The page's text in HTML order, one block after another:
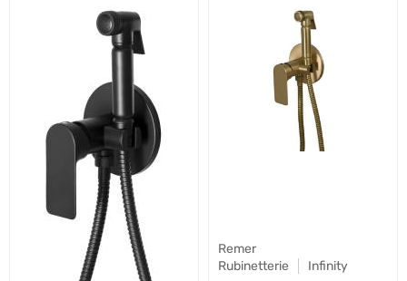
Remer
Rubinetterie
Infinity